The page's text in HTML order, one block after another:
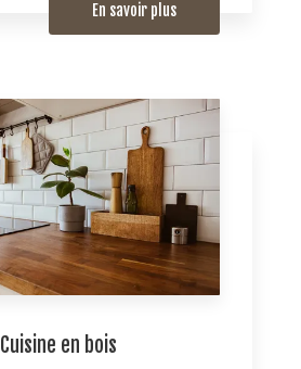
En savoir plus
Cuisine en bois